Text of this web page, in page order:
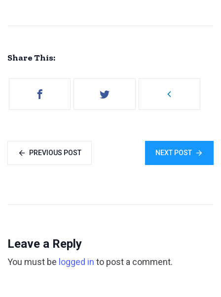
Share This:
PREVIOUS POST NEXT POST
Leave a Reply
You must be logged in to post a comment.